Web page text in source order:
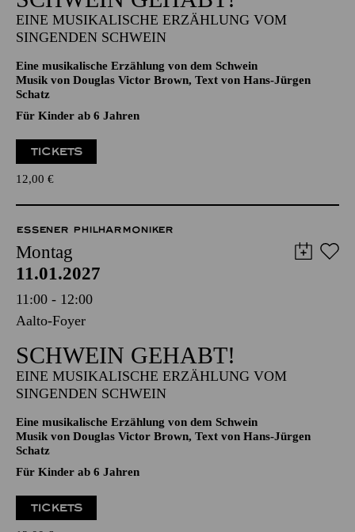
Aalto-Foyer
SCHWEIN GEHABT!
EINE MUSIKALISCHE ERZÄHLUNG VOM
SINGENDEN SCHWEIN
Eine musikalische Erzählung von dem Schwein
Schatz
Für Kinder ab 6 Jahren
12,00€
ESSENER PHILHARMONIKER
Montag
11.01.2027
11:00 - 12:00
Aalto-Foyer
SCHWEIN GEHABT!
EINE MUSIKALISCHE ERZÄHLUNG VOM
SINGENDEN SCHWEIN
Eine musikalische Erzählung von dem Schwein
Schatz
Für Kinder ab 6 Jahren